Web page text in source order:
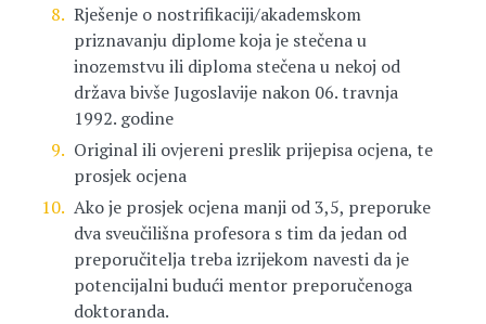
Rješenje o nostrifikaciji/akademskom
priznavanju diplome koja je stečena u
inozemstvu ili diploma stečena u nekoj od
država bivše Jugoslavije nakon 06. travnja
1992. godine
Original ili ovjereni preslik prijepisa ocjena, te
prosjek ocjena
Ako je prosjek ocjena manji od 3,5, preporuke
dva sveučilišna profesora s tim da jedan od
preporučitelja treba izrijekom navesti da je
potencijalni budući mentor preporučenoga
doktoranda.